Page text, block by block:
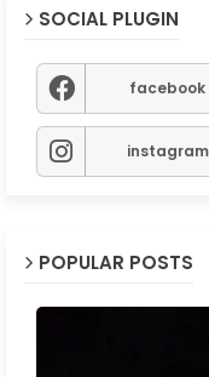
SOCIAL PLUGIN
facebook
instagram
POPULAR POSTS